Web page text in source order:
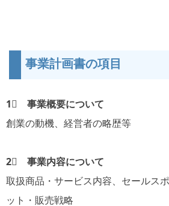
事業計画書の項目
1⃣ 事業概要について
創業の動機、経営者の略歴等
2⃣ 事業内容について
取扱商品・サービス内容、セールス
ット・販売戦略